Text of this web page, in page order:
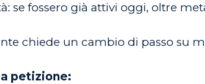
se fossero già attivi oggi, oltre
chiede un cambio di passo su
petizione: